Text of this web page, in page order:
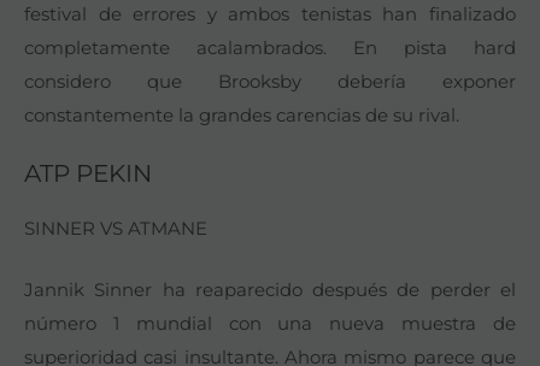
festival de errores y ambos tenistas han finalizado
completamente acalambrados. En pista hard
considero que Brooksby debería exponer
constantemente la grandes carencias de su rival.
ATP PEKIN
SINNER VS ATMANE
Jannik Sinner ha reaparecido después de perder el
número 1 mundial con una nueva muestra de
superioridad casi insultante. Ahora mismo parece que